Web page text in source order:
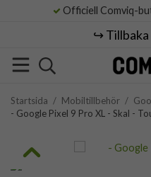
Officiell Comviq-
↪️ Tillbaka
Startsida / Mobiltillbehör /
- Google Pixel 9 Pro XL - Skal -